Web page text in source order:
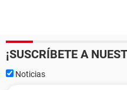
¡SUSCRÍBETE A
Noticias